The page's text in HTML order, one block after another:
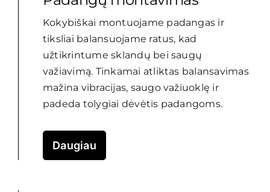
Kokybiškai montuojame padangas ir
tiksliai balansuojame ratus, kad
užtikrintume sklandų bei saugų
važiavimą. Tinkamai atliktas balansavimas
mažina vibracijas, saugo važiuoklę ir
padeda tolygiai dėvėtis padangoms.
Daugiau